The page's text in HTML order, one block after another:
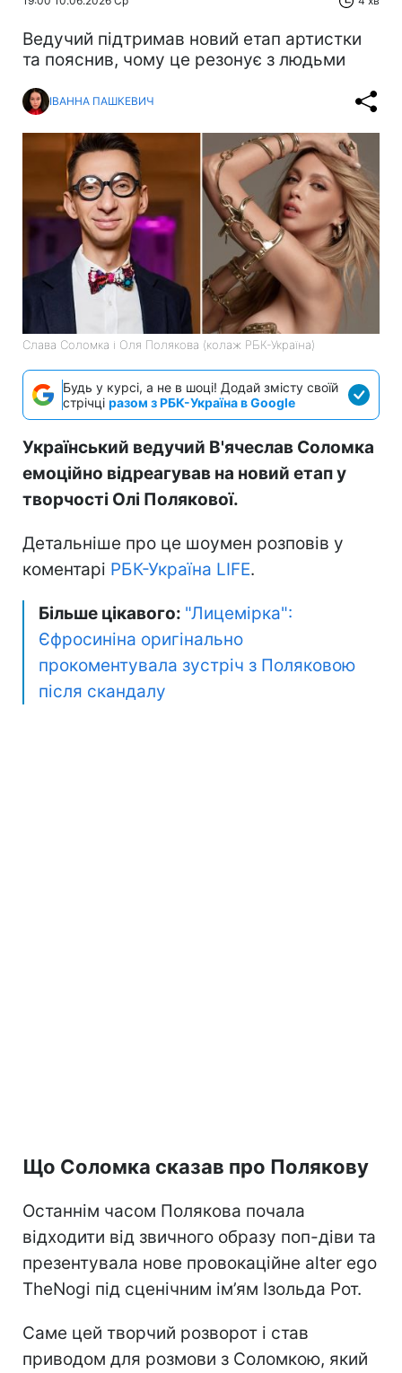
Ведучий підтримав новий етап артистки
та пояснив, чому це резонує з людьми
ІВАННА ПАШКЕВИЧ
Слава Соломка і Оля Полякова (колаж РБК-Україна)
Будь у курсі, а не в шоці! Додай змісту своїй
стрічці разом з РБК-Україна в Google
Український ведучий В'ячеслав Соломка
емоційно відреагував на новий етап у
творчості Олі Полякової.
Детальніше про це шоумен розповів у
коментарі РБК-Україна LIFE.
Більше цікавого: "Лицемірка":
Єфросиніна оригінально
прокоментувала зустріч з Поляковою
після скандалу
Що Соломка сказав про Полякову
Останнім часом Полякова почала
відходити від звичного образу поп-діви та
презентувала нове провокаційне alter ego
TheNogi під сценічним ім’ям Ізольда Рот.
Саме цей творчий розворот і став
приводом для розмови з Соломкою, який